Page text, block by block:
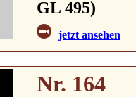
GL 495)
jetzt ansehen
Nr. 164